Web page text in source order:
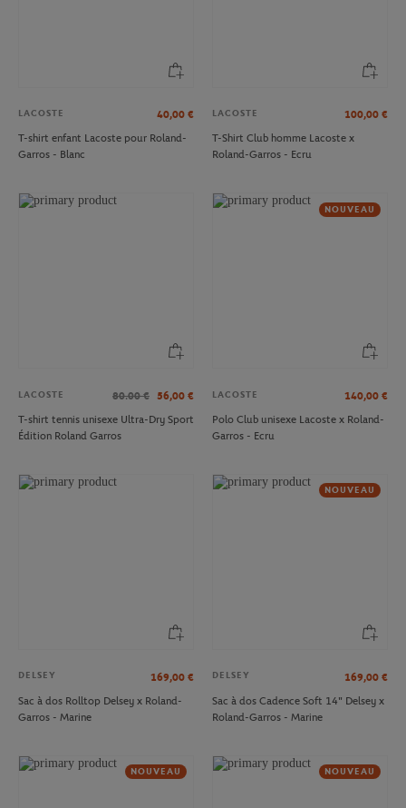
LACOSTE 40,00 €
T-shirt enfant Lacoste pour Roland-
Garros - Blanc
LACOSTE 100,00 €
T-Shirt Club homme Lacoste x
Roland-Garros - Ecru
LACOSTE 80.00 € 56,00 €
T-shirt tennis unisexe Ultra-Dry Sport
Édition Roland Garros
NOUVEAU
LACOSTE 140,00 €
Polo Club unisexe Lacoste x Roland-
Garros - Ecru
DELSEY 169,00 €
Sac à dos Rolltop Delsey x Roland-
Garros - Marine
NOUVEAU
DELSEY 169,00 €
Sac à dos Cadence Soft 14" Delsey x
Roland-Garros - Marine
NOUVEAU NOUVEAU